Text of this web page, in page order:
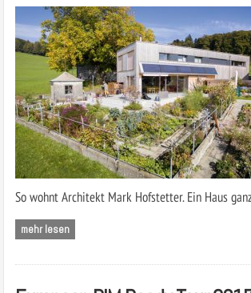
So wohnt Architekt Mark Hofstetter. Ein Haus
mehr lesen